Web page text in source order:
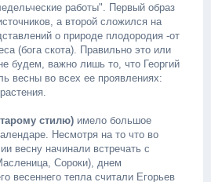
работы". Первый образ
а второй сложился на
о природе плодородия -от
(бога скота). Правильно это или
будем, важно лишь то, что Георгий
весны во всех ее проявлениях:
стилю) имело большое
Несмотря на то что во
весну начинали встречать с
Сороки), днем
весеннего тепла считали Егорьев